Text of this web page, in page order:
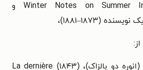
Winter Notes on Summer Impressions (۱۸۶۳) و
(۱۸۷۳–۱۸۸۱)،
(۱۸۴۳) اوژنی گرانده (انوره دو بالزاک)، (۱۸۴۳) La dernière